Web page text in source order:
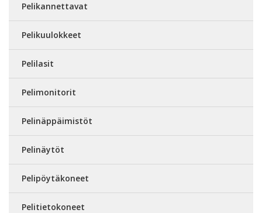
Pelikannettavat
Pelikuulokkeet
Pelilasit
Pelimonitorit
Pelinäppäimistöt
Pelinäytöt
Pelipöytäkoneet
Pelitietokoneet